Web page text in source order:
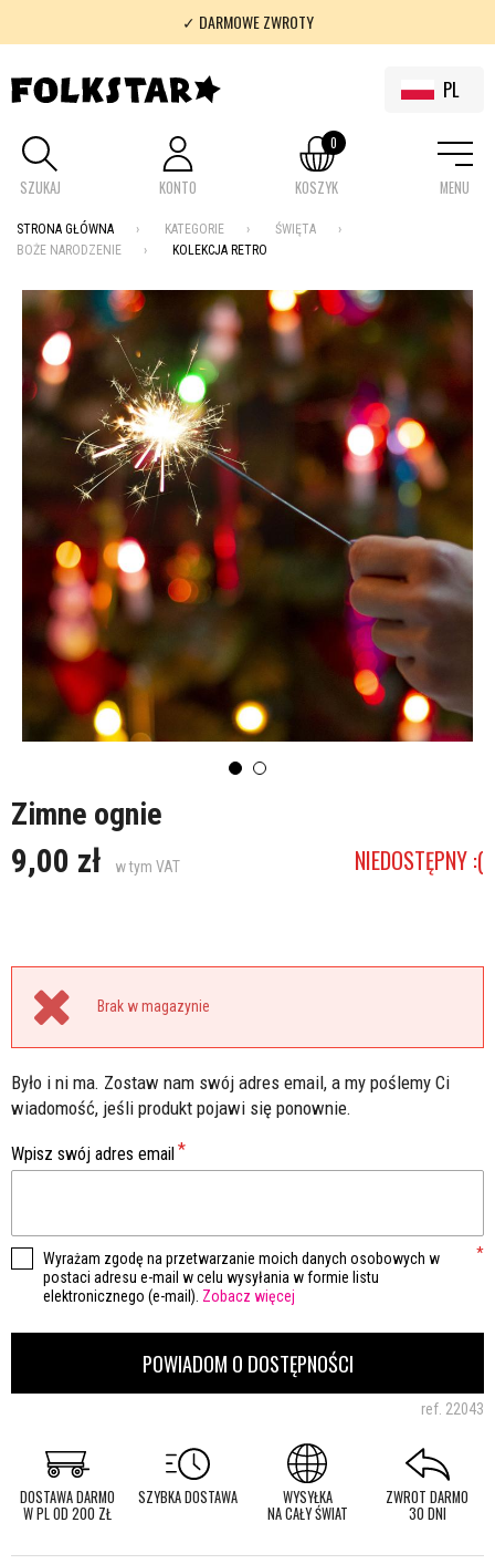
✓ DARMOWE ZWROTY
✓ 100% FOLKLOR
PL
SZUKAJ KONTO KOSZYK
0
MENU
STRONA GŁÓWNA KATEGORIE
ŚWIĘTA
BOŻE NARODZENIE
KOLEKCJA RETRO
Zimne ognie
9,00 zł w tym VAT NIEDOSTĘPNY :(
Brak w magazynie
Było i ni ma. Zostaw nam swój adres email, a my poślemy Ci
wiadomość, jeśli produkt pojawi się ponownie.
Wpisz swój adres email
Wyrażam zgodę na przetwarzanie moich danych osobowych w
postaci adresu e-mail w celu wysyłania w formie listu
elektronicznego (e-mail). Zobacz więcej
POWIADOM O DOSTĘPNOŚCI
ref. 22043
DOSTAWA DARMO
W PL OD 200 ZŁ
SZYBKA DOSTAWA WYSYŁKA
NA CAŁY ŚWIAT
ZWROT DARMO
30 DNI